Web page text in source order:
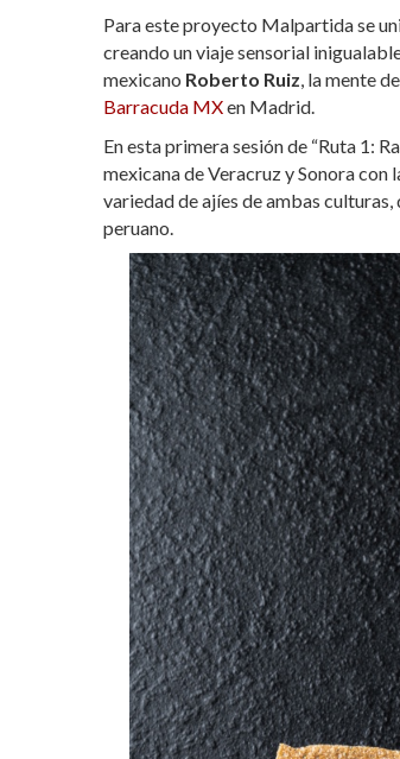
Para este proyecto Malpartida se
creando un viaje sensorial
mexicano Roberto Ruiz , la mente
Barracuda MXen Madrid.
En esta primera sesión de “Ruta 1:
mexicana de Veracruz y Sonora con
variedad de ajíes de ambas
peruano.